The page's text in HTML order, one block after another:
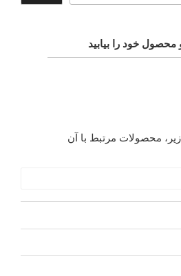
خود را بیابید
زیر، محصولات مرتبط با آن